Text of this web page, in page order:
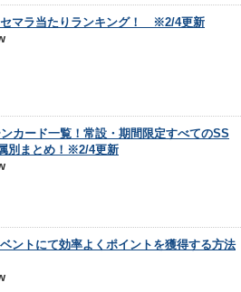
マラ当たりランキング！ ※2/4更新
カード一覧！常設・期間限定すべてのSS
別まとめ！※2/4更新
ントにて効率よくポイントを獲得する方法